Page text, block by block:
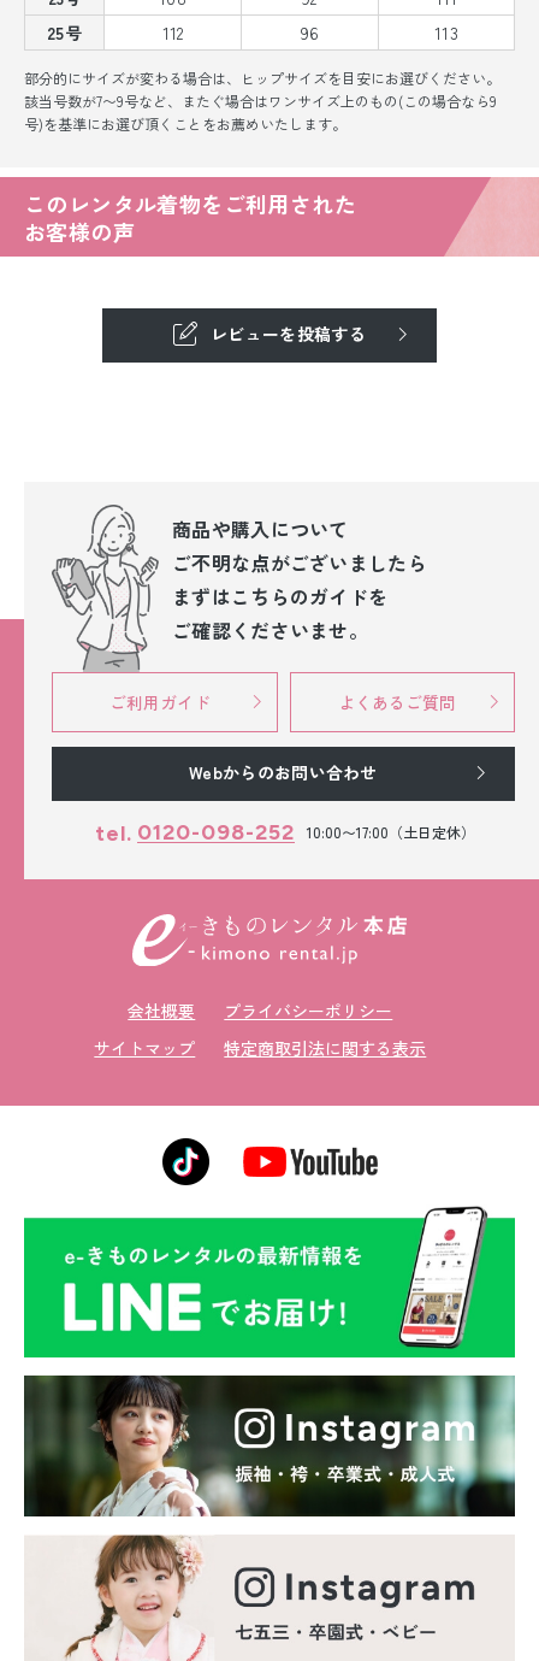
25号
112 96 113
部分的にサイズが変わる場合は、ヒップサイズを目安にお選びください。
該当号数が7〜9号など、またぐ場合はワンサイズ上のもの(この場合なら9
号)を基準にお選び頂くことをお薦めいたします。
このレンタル着物をご利用された
お客様の声
レビューを投稿する
商品や購入について
ご不明な点がございましたら
まずはこちらのガイドを
ご確認くださいませ。
ご利用ガイド よくあるご質問
Webからのお問い合わせ
tel. 0120-098-252 10:00〜17:00（土日定休）
会社概要
プライバシーポリシー
サイトマップ
特定商取引法に関する表示